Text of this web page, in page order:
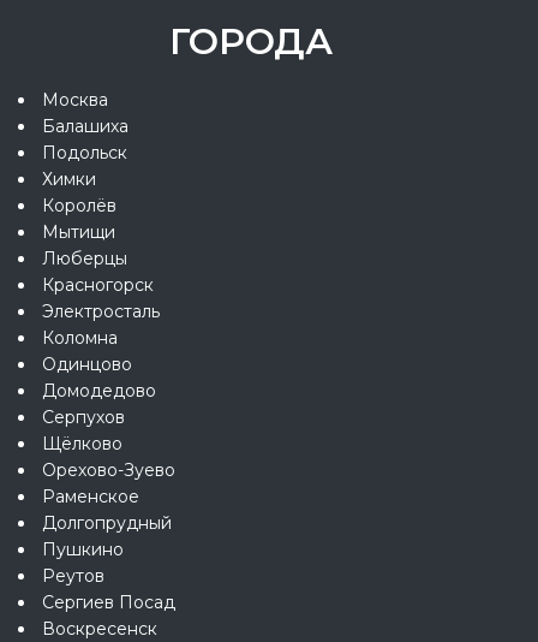
ГОРОДА
Москва
Балашиха
Подольск
Химки
Королёв
Мытищи
Люберцы
Красногорск
Электросталь
Коломна
Одинцово
Домодедово
Серпухов
Щёлково
Орехово-Зуево
Раменское
Долгопрудный
Пушкино
Реутов
Сергиев Посад
Воскресенск